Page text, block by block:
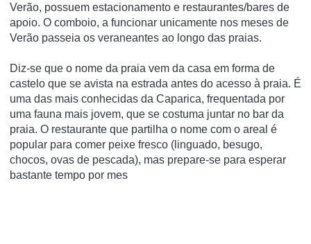
Verão, possuem estacionamento e restaurantes/bares de
apoio. O comboio, a funcionar unicamente nos meses de
Verão passeia os veraneantes ao longo das praias.
Diz-se que o nome da praia vem da casa em forma de
castelo que se avista na estrada antes do acesso à praia. É
uma das mais conhecidas da Caparica, frequentada por
uma fauna mais jovem, que se costuma juntar no bar da
praia. O restaurante que partilha o nome com o areal é
popular para comer peixe fresco (linguado, besugo,
chocos, ovas de pescada), mas prepare-se para esperar
bastante tempo por mes